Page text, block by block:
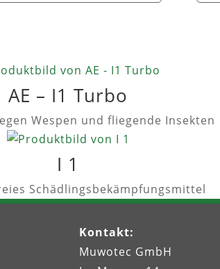
AE – I1 Turbo
Wespen und fliegende Insekten
I 1
Schädlingsbekämpfungsmittel
Kontakt:
Muwotec GmbH